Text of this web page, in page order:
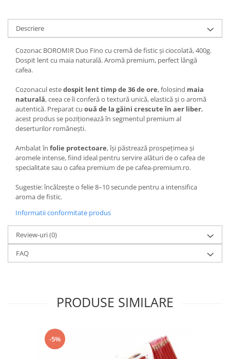
Descriere
Cozonac BOROMIR Duo Fino cu cremă de fistic și ciocolată, 400g.
Dospit lent cu maia naturală. Aromă premium, perfect lângă
cafea.
Cozonacul estedospit lent timp de 36 de ore, folosind maia
naturală, ceea ce îi conferă o textură unică, elastică și o aromă
autentică. Preparat cu ouă de la găini crescute în aer liber,
acest produs se poziționează în segmentul premium al
deserturilor românești.
Ambalat în folie protectoare, își păstrează prospețimea și
aromele intense, fiind ideal pentru servire alături de o cafea de
specialitate sau o cafea premium de pe cafea-premium.ro.
Sugestie: încălzește o felie 8–10 secunde pentru a intensifica
aroma de fistic.
Informatii conformitate produs
Review-uri(0)
FAQ
PRODUSE SIMILARE
-5%